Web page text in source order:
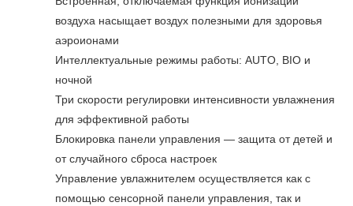
воздуха насыщает воздух полезными для здоровья
аэроионами
Интеллектуальные режимы работы: AUTO, BIO и
ночной
Три скорости регулировки интенсивности увлажнения
для эффективной работы
Блокировка панели управления — защита от детей и
от случайного сброса настроек
Управление увлажнителем осуществляется как с
помощью сенсорной панели управления, так и